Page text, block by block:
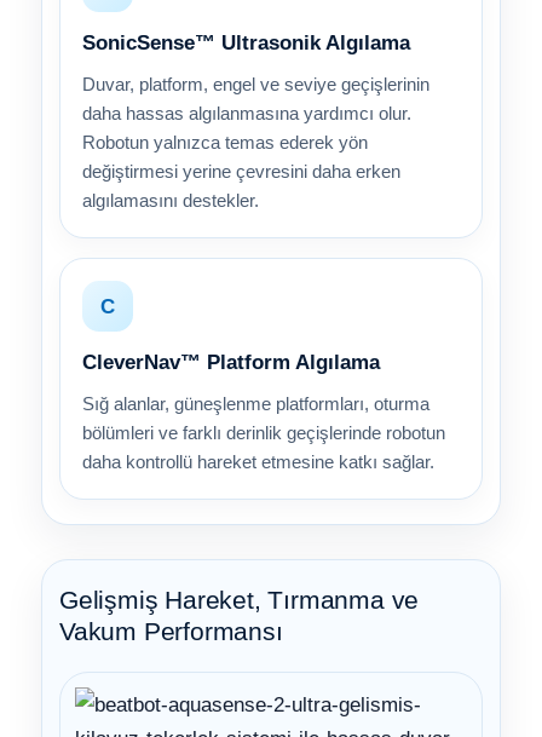
SonicSense™ Ultrasonik Algılama
Duvar, platform, engel ve seviye geçişlerinin
daha hassas algılanmasına yardımcı olur.
Robotun yalnızca temas ederek yön
değiştirmesi yerine çevresini daha erken
algılamasını destekler.
C
CleverNav™ Platform Algılama
Sığ alanlar, güneşlenme platformları, oturma
bölümleri ve farklı derinlik geçişlerinde robotun
daha kontrollü hareket etmesine katkı sağlar.
Gelişmiş Hareket, Tırmanma ve
Vakum Performansı